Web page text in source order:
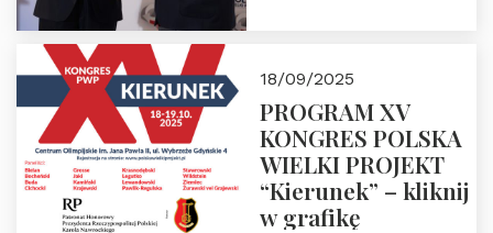
18/09/2025
PROGRAM XV
KONGRES POLSKA
WIELKI PROJEKT
“Kierunek” – kliknij
w grafikę